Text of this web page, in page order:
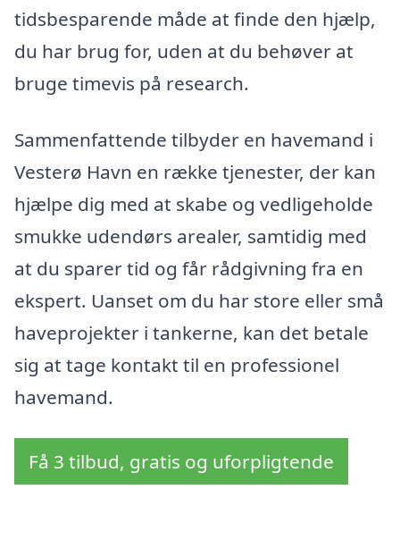
tidsbesparende måde at finde den hjælp,
du har brug for, uden at du behøver at
bruge timevis på research.
Sammenfattende tilbyder en havemand i
Vesterø Havn en række tjenester, der kan
hjælpe dig med at skabe og vedligeholde
smukke udendørs arealer, samtidig med
at du sparer tid og får rådgivning fra en
ekspert. Uanset om du har store eller små
haveprojekter i tankerne, kan det betale
sig at tage kontakt til en professionel
havemand.
Få 3 tilbud, gratis og uforpligtende